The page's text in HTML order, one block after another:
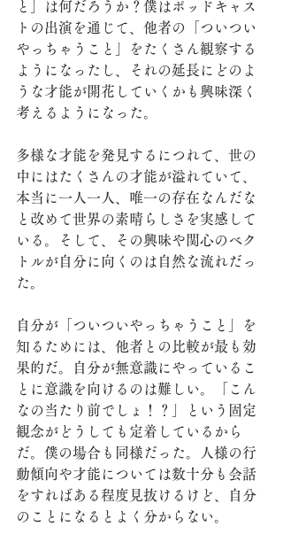
と」は何だろうか？僕はポッドキャス
トの出演を通じて、他者の「ついつい
やっちゃうこと」をたくさん観察する
ようになったし、それの延長にどのよ
うな才能が開花していくかも興味深く
考えるようになった。
多様な才能を発見するにつれて、世の
中にはたくさんの才能が溢れていて、
本当に一人一人、唯一の存在なんだな
と改めて世界の素晴らしさを実感して
いる。そして、その興味や関心のベク
トルが自分に向くのは自然な流れだっ
た。
自分が「ついついやっちゃうこと」を
知るためには、他者との比較が最も効
果的だ。自分が無意識にやっているこ
とに意識を向けるのは難しい。「こん
なの当たり前でしょ！？」という固定
観念がどうしても定着しているから
だ。僕の場合も同様だった。人様の行
動傾向や才能については数十分も会話
をすればある程度見抜けるけど、自分
のことになるとよく分からない。